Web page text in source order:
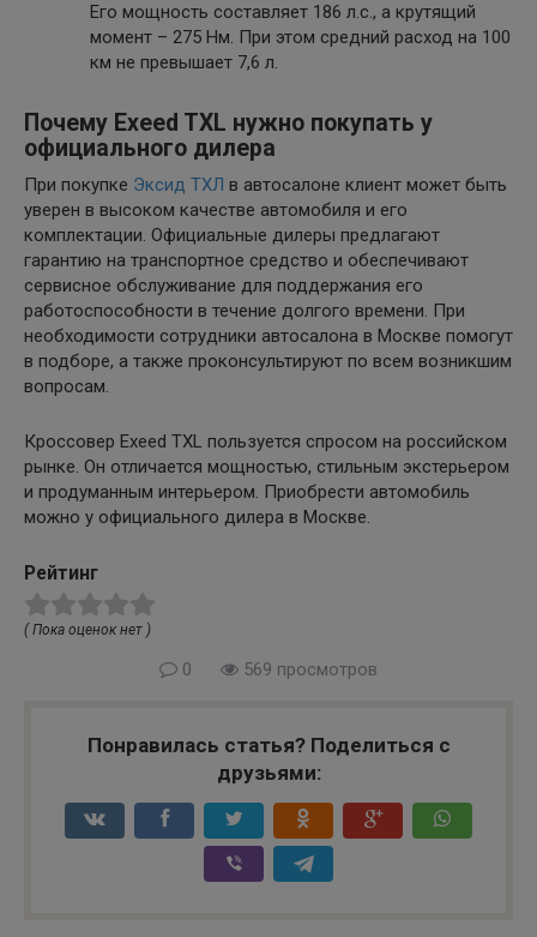
Его мощность составляет 186 л.с., а крутящий
момент – 275 Нм. При этом средний расход на 100
км не превышает 7,6 л.
Почему Exeed TXL нужно покупать у
официального дилера
При покупке Эксид ТХЛ в автосалоне клиент может быть
уверен в высоком качестве автомобиля и его
комплектации. Официальные дилеры предлагают
гарантию на транспортное средство и обеспечивают
сервисное обслуживание для поддержания его
работоспособности в течение долгого времени. При
необходимости сотрудники автосалона в Москве помогут
в подборе, а также проконсультируют по всем возникшим
вопросам.
Кроссовер Exeed TXL пользуется спросом на российском
рынке. Он отличается мощностью, стильным экстерьером
и продуманным интерьером. Приобрести автомобиль
можно у официального дилера в Москве.
Рейтинг
( Пока оценок нет )
0 569 просмотров
Понравилась статья? Поделиться с
друзьями: